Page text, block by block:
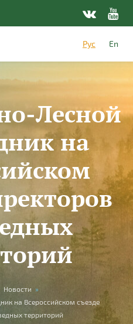
Рус
En
Лесной
на
Новости »
на Всероссийском съезде
территорий